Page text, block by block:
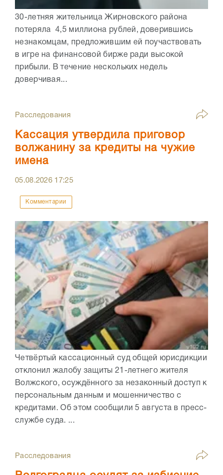
30-летняя жительница Жирновского района
потеряла 4,5 миллиона рублей, доверившись
незнакомцам, предложившим ей поучаствовать
в игре на финансовой бирже ради высокой
прибыли. В течение нескольких недель
доверчивая...
Расследования
Кассация утвердила приговор
волжанину за кредиты на чужие
имена
05.08.2026 17:25
Комментарии
Четвёртый кассационный суд общей юрисдикции
отклонил жалобу защиты 21-летнего жителя
Волжского, осуждённого за незаконный доступ к
персональным данным и мошенничество с
кредитами. Об этом сообщили 5 августа в пресс-
службе суда. ...
Расследования